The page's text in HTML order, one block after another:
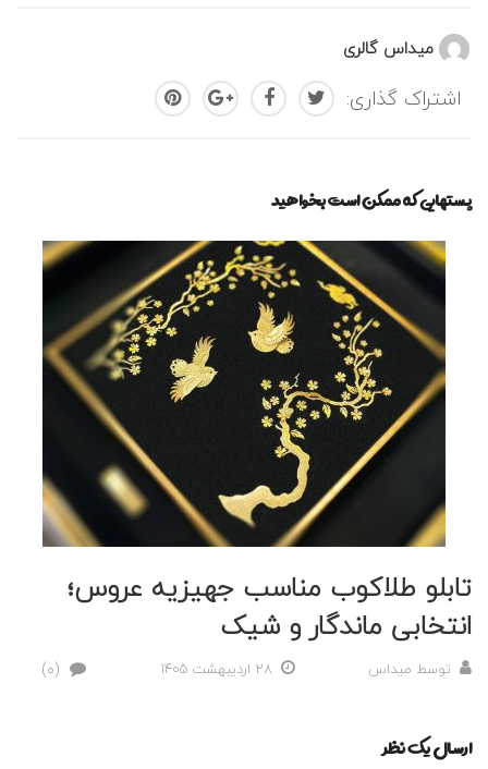
میداس گالری
اشتراک گذاری:
پستهایی که ممکن است بخواهید
تابلو طلاکوب مناسب جهیزیه عروس؛
انتخابی ماندگار و شیک
توسط میداس (0)
ارسال یک نظر